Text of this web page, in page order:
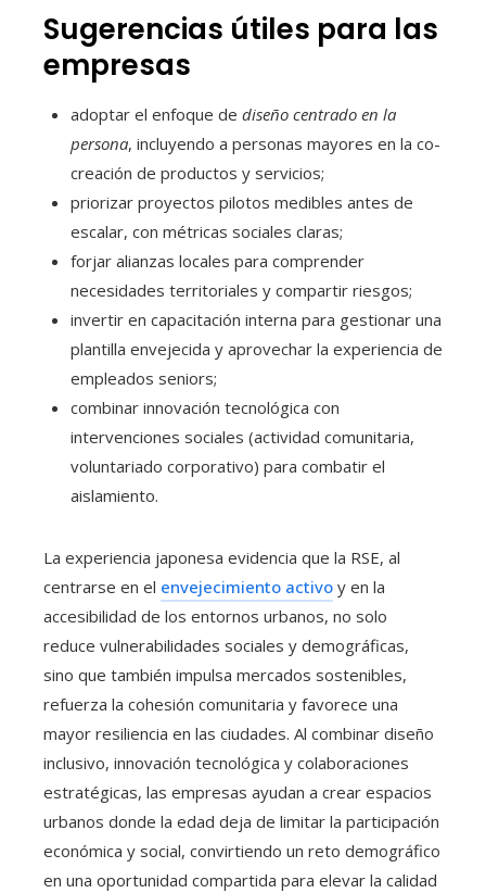
Sugerencias útiles para las
empresas
adoptar el enfoque de diseño centrado en la
persona, incluyendo a personas mayores en la co-
creación de productos y servicios;
priorizar proyectos pilotos medibles antes de
escalar, con métricas sociales claras;
forjar alianzas locales para comprender
necesidades territoriales y compartir riesgos;
invertir en capacitación interna para gestionar una
plantilla envejecida y aprovechar la experiencia de
empleados seniors;
combinar innovación tecnológica con
intervenciones sociales (actividad comunitaria,
voluntariado corporativo) para combatir el
aislamiento.
La experiencia japonesa evidencia que la RSE, al
centrarse en el envejecimiento activo y en la
accesibilidad de los entornos urbanos, no solo
reduce vulnerabilidades sociales y demográficas,
sino que también impulsa mercados sostenibles,
refuerza la cohesión comunitaria y favorece una
mayor resiliencia en las ciudades. Al combinar diseño
inclusivo, innovación tecnológica y colaboraciones
estratégicas, las empresas ayudan a crear espacios
urbanos donde la edad deja de limitar la participación
económica y social, convirtiendo un reto demográfico
en una oportunidad compartida para elevar la calidad